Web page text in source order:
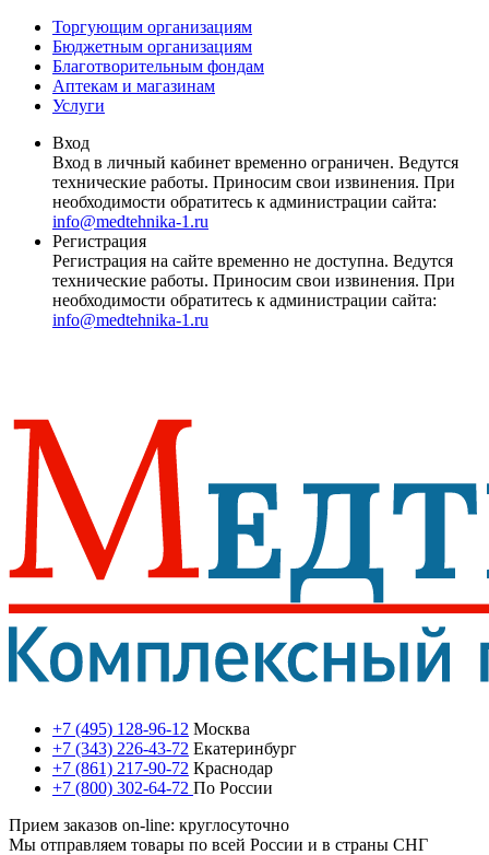
Торгующим организациям
Бюджетным организациям
Благотворительным фондам
Аптекам и магазинам
Услуги
Вход
Вход в личный кабинет временно ограничен. Ведутся
технические работы. Приносим свои извинения. При
необходимости обратитесь к администрации сайта:
info@medtehnika-1.ru
Регистрация
Регистрация на сайте временно не доступна. Ведутся
технические работы. Приносим свои извинения. При
необходимости обратитесь к администрации сайта:
info@medtehnika-1.ru
+7 (495) 128-96-12 Москва
+7 (343) 226-43-72 Екатеринбург
+7 (861) 217-90-72 Краснодар
+7 (800) 302-64-72 По России
Прием заказов on-line: круглосуточно
Мы отправляем товары по всей России и в страны СНГ